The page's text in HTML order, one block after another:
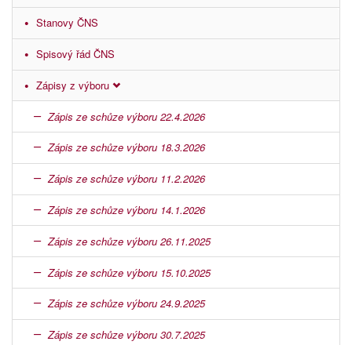
Stanovy ČNS
Spisový řád ČNS
Zápisy z výboru
Zápis ze schůze výboru 22.4.2026
Zápis ze schůze výboru 18.3.2026
Zápis ze schůze výboru 11.2.2026
Zápis ze schůze výboru 14.1.2026
Zápis ze schůze výboru 26.11.2025
Zápis ze schůze výboru 15.10.2025
Zápis ze schůze výboru 24.9.2025
Zápis ze schůze výboru 30.7.2025